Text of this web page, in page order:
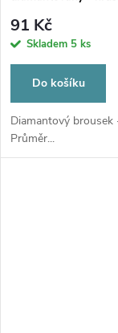
91 Kč
Skladem 5 ks
Do košíku
Diamantový brousek
Průměr...